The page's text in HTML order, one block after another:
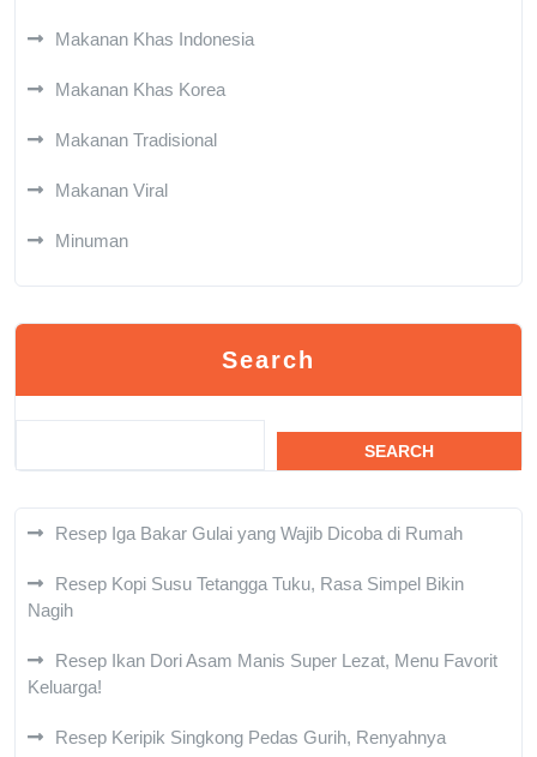
Makanan Khas Indonesia
Makanan Khas Korea
Makanan Tradisional
Makanan Viral
Minuman
Search
SEARCH
Resep Iga Bakar Gulai yang Wajib Dicoba di Rumah
Resep Kopi Susu Tetangga Tuku, Rasa Simpel Bikin
Nagih
Resep Ikan Dori Asam Manis Super Lezat, Menu Favorit
Keluarga!
Resep Keripik Singkong Pedas Gurih, Renyahnya